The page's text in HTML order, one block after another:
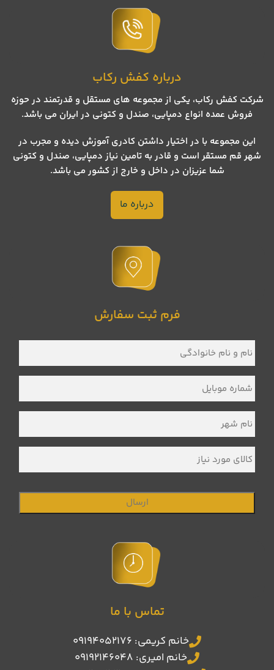
درباره کفش رکاب
شرکت کفش رکاب، یکی از مجموعه های مستقل و قدرتمند در حوزه
فروش عمده انواع دمپایی، صندل و کتونی در ایران می باشد.
این مجموعه با در اختیار داشتن کادری آموزش دیده و مجرب در
شهر قم مستقر است و قادر به تامین نیاز دمپایی، صندل و کتونی
شما عزیزان در داخل و خارج از کشور می باشد.
درباره ما
فرم ثبت سفارش
نام
و
نام
شماره
موبایل *
نام
شهر *
کالای
مورد
نیاز
تماس با ما
خانم کریمی: 09194052176
خانم امیری: 09192146048